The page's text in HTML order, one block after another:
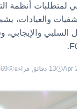
أنظمة
والعيادات،
13 دقائق قراءة 369